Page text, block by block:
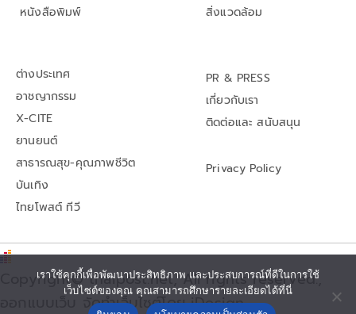
หนังสือพิมพ์
สิ่งแวดล้อม
ต่างประเทศ
อาชญากรรม
X-CITE
ยานยนต์
สาธารณสุข-คุณภาพชีวิต
บันเทิง
ไทยโพสต์ ทีวี
PR & PRESS
เกี่ยวกับเรา
ติดต่อและ สนับสนุน
Privacy Policy
Copyright© thaipost.net, All rights reserved.,
ออกแบบเว็บ จัดทำเว็บไซต์โดย iDesign
เราใช้คุกกี้เพื่อพัฒนาประสิทธิภาพ และประสบการณ์ที่ดีในการใช้
เว็บไซต์ของคุณ คุณสามารถศึกษารายละเอียดได้ที่นี่